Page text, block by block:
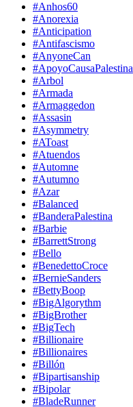
#Anhos60
#Anorexia
#Anticipation
#Antifascismo
#AnyoneCan
#ApoyoCausaPalestina
#Arbol
#Armada
#Armaggedon
#Assasin
#Asymmetry
#AToast
#Atuendos
#Automne
#Autumno
#Azar
#Balanced
#BanderaPalestina
#Barbie
#BarrettStrong
#Bello
#BenedettoCroce
#BernieSanders
#BettyBoop
#BigAlgorythm
#BigBrother
#BigTech
#Billionaire
#Billionaires
#Billón
#Bipartisanship
#Bipolar
#BladeRunner